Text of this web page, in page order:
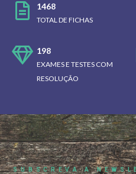
1468
TOTAL DE FICHAS
198
EXAMES E TESTES COM
RESOLUÇÃO
SUBSCREVA A